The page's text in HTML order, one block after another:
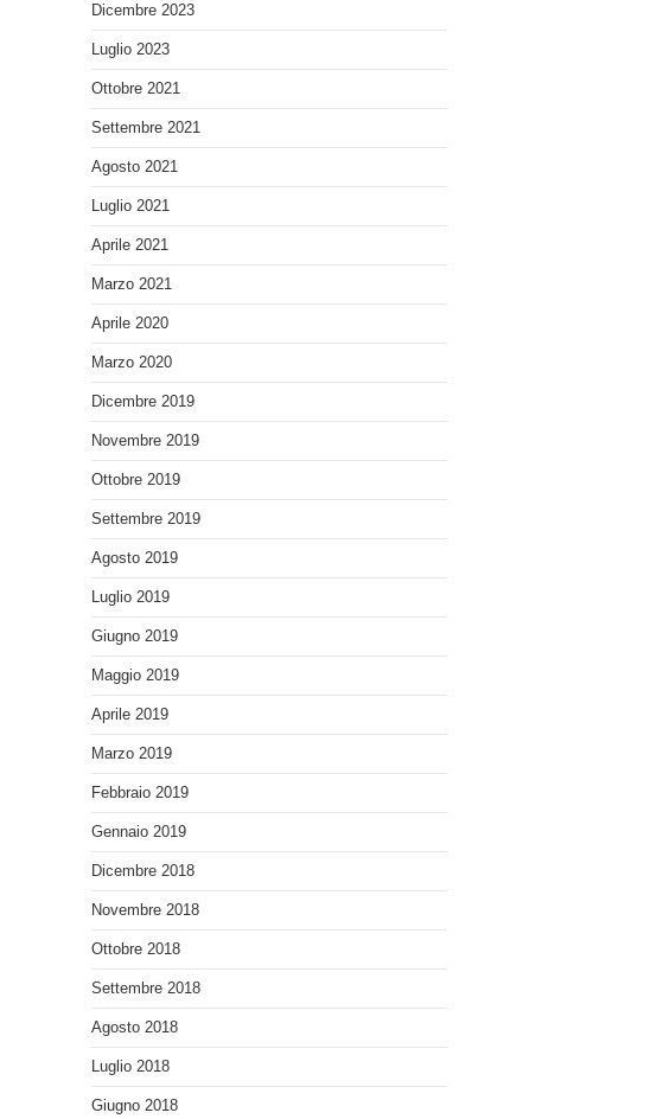
Dicembre 2023
Luglio 2023
Ottobre 2021
Settembre 2021
Agosto 2021
Luglio 2021
Aprile 2021
Marzo 2021
Aprile 2020
Marzo 2020
Dicembre 2019
Novembre 2019
Ottobre 2019
Settembre 2019
Agosto 2019
Luglio 2019
Giugno 2019
Maggio 2019
Aprile 2019
Marzo 2019
Febbraio 2019
Gennaio 2019
Dicembre 2018
Novembre 2018
Ottobre 2018
Settembre 2018
Agosto 2018
Luglio 2018
Giugno 2018